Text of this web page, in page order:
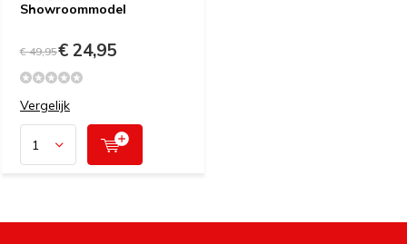
Showroommodel
€ 49,95€ 24,95
Vergelijk